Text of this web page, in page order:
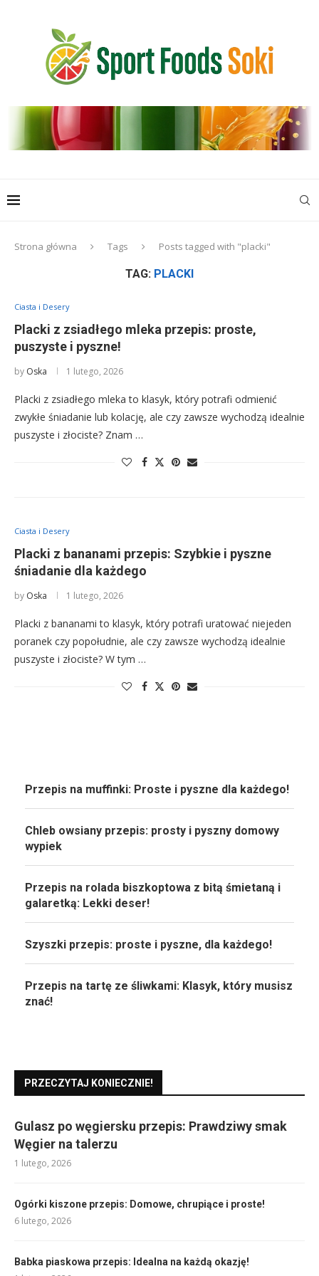
Strona główna Tags Posts tagged with "placki"
TAG: PLACKI
Ciasta i Desery
Placki z zsiadłego mleka przepis: proste,
puszyste i pyszne!
by Oska 1 lutego, 2026
Placki z zsiadłego mleka to klasyk, który potrafi odmienić
zwykłe śniadanie lub kolację, ale czy zawsze wychodzą idealnie
puszyste i złociste? Znam …
Ciasta i Desery
Placki z bananami przepis: Szybkie i pyszne
śniadanie dla każdego
by Oska 1 lutego, 2026
Placki z bananami to klasyk, który potrafi uratować niejeden
poranek czy popołudnie, ale czy zawsze wychodzą idealnie
puszyste i złociste? W tym …
Przepis na muffinki: Proste i pyszne dla każdego!
Chleb owsiany przepis: prosty i pyszny domowy
wypiek
Przepis na rolada biszkoptowa z bitą śmietaną i
galaretką: Lekki deser!
Szyszki przepis: proste i pyszne, dla każdego!
Przepis na tartę ze śliwkami: Klasyk, który musisz
znać!
PRZECZYTAJ KONIECZNIE!
Gulasz po węgiersku przepis: Prawdziwy smak
Węgier na talerzu
1 lutego, 2026
Ogórki kiszone przepis: Domowe, chrupiące i proste!
6 lutego, 2026
Babka piaskowa przepis: Idealna na każdą okazję!